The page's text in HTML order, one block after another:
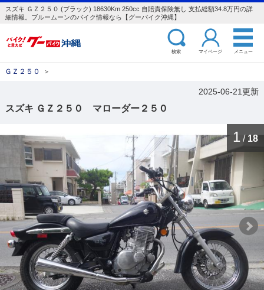
スズキ ＧＺ２５０ (ブラック) 18630Km 250cc 自賠責保険無し 支払総額34.8万円の詳
細情報。ブルームーンのバイク情報なら【グーバイク沖縄】
検索 マイページ メニュー
ＧＺ２５０ ＞
2025-06-21更新
スズキ ＧＺ２５０ マローダー２５０
1 / 18